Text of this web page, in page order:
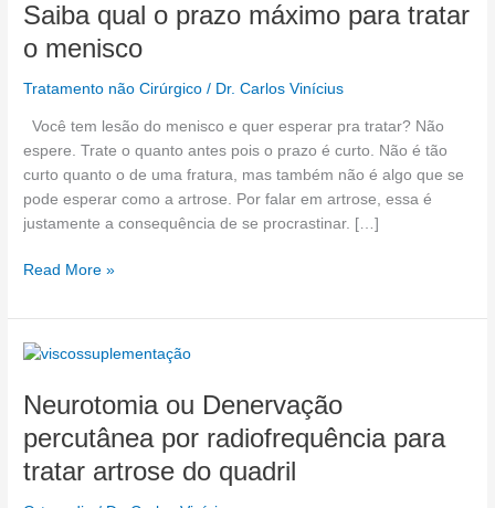
Saiba qual o prazo máximo para tratar
o menisco
Tratamento não Cirúrgico / Dr. Carlos Vinícius
Você tem lesão do menisco e quer esperar pra tratar? Não
espere. Trate o quanto antes pois o prazo é curto. Não é tão
curto quanto o de uma fratura, mas também não é algo que se
pode esperar como a artrose. Por falar em artrose, essa é
justamente a consequência de se procrastinar. […]
o
máximo
para
menisco
Read More »
Neurotomia ou Denervação
percutânea por radiofrequência para
tratar artrose do quadril
Neurotomia
Denervação
percutânea
por
radiofrequência